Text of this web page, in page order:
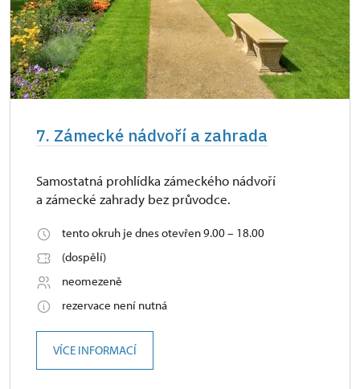
7. Zámecké nádvoří a zahrada
Samostatná prohlídka zámeckého nádvoří
a zámecké zahrady bez průvodce.
tento okruh je dnes otevřen 9.00 – 18.00
(dospělí)
neomezeně
rezervace není nutná
VÍCE INFORMACÍ